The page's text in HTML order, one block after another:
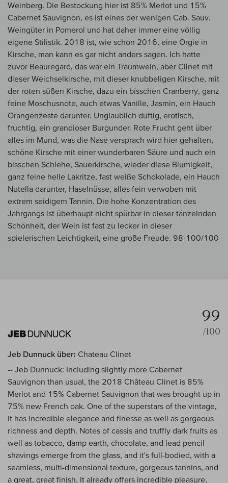
Weinberg. Die Bestockung hier ist 85% Merlot und 15%
Cabernet Sauvignon, es ist eines der wenigen Cab. Sauv.
Weingüter in Pomerol und hat daher immer eine völlig
eigene Stilistik. 2018 ist, wie schon 2016, eine Orgie in
Kirsche, man kann es gar nicht anders sagen. Ich hatte
zuvor Beauregard, das war ein Traumwein, aber Clinet mit
dieser Weichselkirsche, mit dieser knubbeligen Kirsche, mit
der roten süßen Kirsche, dazu ein bisschen Cranberry, ganz
feine Moschusnote, auch etwas Vanille, Jasmin, ein Hauch
Orangenzeste darunter. Unglaublich duftig, erotisch,
fruchtig, ein grandioser Burgunder. Rote Frucht geht über
alles im Mund, was die Nase versprach wird hier gehalten,
schöne Kirsche mit einer wunderbaren Säure und auch ein
bisschen Schlehe, Sauerkirsche, wieder diese Blumigkeit,
ganz feine helle Lakritze, fast weiße Schokolade, ein Hauch
Nutella darunter, Haselnüsse, alles fein verwoben mit
extrem seidigem Tannin. Die hohe Konzentration des
Jahrgangs ist überhaupt nicht spürbar in dieser tänzelnden
Schönheit, der Wein ist fast zu lecker in dieser
spielerischen Leichtigkeit, eine große Freude. 98-100/100
99
/100
Jeb Dunnuck über: Chateau Clinet
-- Jeb Dunnuck: Including slightly more Cabernet
Sauvignon than usual, the 2018 Château Clinet is 85%
Merlot and 15% Cabernet Sauvignon that was brought up in
75% new French oak. One of the superstars of the vintage,
it has incredible elegance and finesse as well as gorgeous
richness and depth. Notes of cassis and truffly dark fruits as
well as tobacco, damp earth, chocolate, and lead pencil
shavings emerge from the glass, and it's full-bodied, with a
seamless, multi-dimensional texture, gorgeous tannins, and
a great, great finish. It already offers incredible pleasure,